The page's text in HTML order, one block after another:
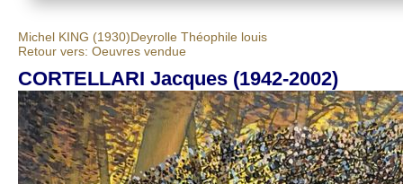
Michel KING (1930)Deyrolle Théophile louis
Retour vers: Oeuvres vendue
CORTELLARI Jacques (1942-2002)